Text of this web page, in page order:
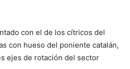
con el de los cítricos del
con hueso del poniente catalán,
ejes de rotación del sector